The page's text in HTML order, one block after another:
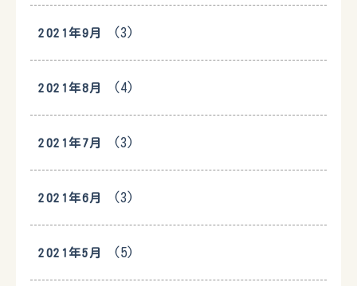
2021年9月 (3)
2021年8月 (4)
2021年7月 (3)
2021年6月 (3)
2021年5月 (5)